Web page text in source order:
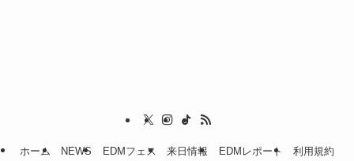
ホーム NEWS EDMフェス 来日情報 EDMレポート 利用規約